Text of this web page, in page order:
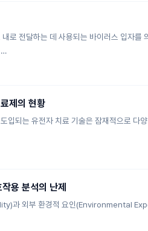
로 전달하는 데 사용되는 바이러스 입자
…
제의 현황
되는 유전자 치료 기술은 잠재적으로 다
용 분석의 난제
과 외부 환경적 요인(Environmental